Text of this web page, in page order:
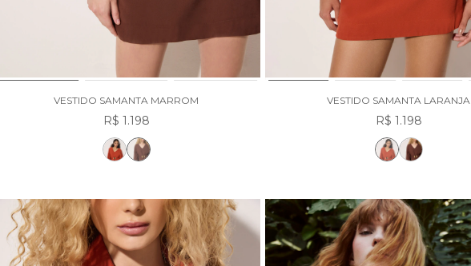
VESTIDO SAMANTA MARROM
R$ 1.198
VESTIDO SAMANTA LARANJA
R$ 1.198